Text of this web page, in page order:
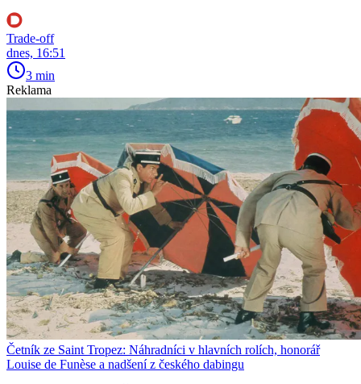
Trade-off
dnes, 16:51
3 min
Reklama
Četník ze Saint Tropez: Náhradníci v hlavních rolích, honorář
Louise de Funèse a nadšení z českého dabingu